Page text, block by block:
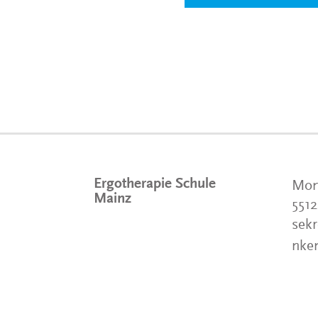
Ergotherapie Schule
Mainz